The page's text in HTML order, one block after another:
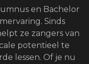
en Bachelor
Sinds
ze zangers van
potentieel te
lessen. Of je nu